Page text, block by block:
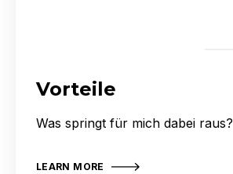
Vorteile
Was springt für mich dabei raus?
LEARN MORE